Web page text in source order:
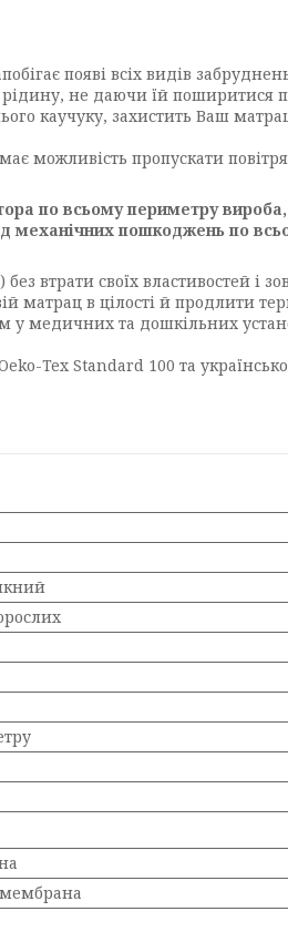
появі всіх видів
не даючи їй поширитися
каучуку, захистить Ваш
можливість пропускати
по всьому периметру
механічних пошкоджень по
втрати своїх властивостей і
матрац в цілості й продлити
медичних та дошкільних
Tex Standard 100 та
мембрана